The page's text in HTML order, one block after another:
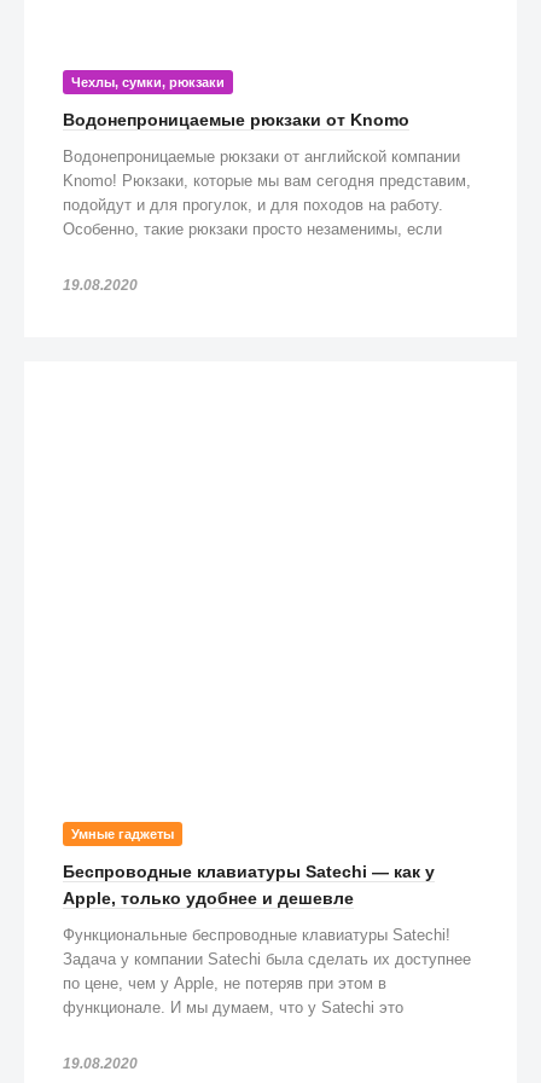
Чехлы, сумки, рюкзаки
Водонепроницаемые рюкзаки от Knomo
Водонепроницаемые рюкзаки от английской компании
Knomo! Рюкзаки, которые мы вам сегодня представим,
подойдут и для прогулок, и для походов на работу.
Особенно, такие рюкзаки просто незаменимы, если
19.08.2020
Умные гаджеты
Беспроводные клавиатуры Satechi — как у
Apple, только удобнее и дешевле
Функциональные беспроводные клавиатуры Satechi!
Задача у компании Satechi была сделать их доступнее
по цене, чем у Apple, не потеряв при этом в
функционале. И мы думаем, что у Satechi это
19.08.2020